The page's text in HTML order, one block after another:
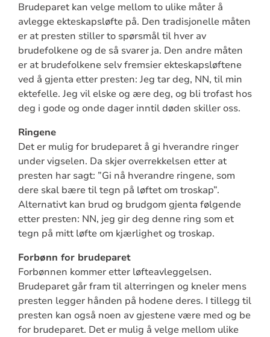
Brudeparet kan velge mellom to ulike måter å
avlegge ekteskapsløfte på. Den tradisjonelle måten
er at presten stiller to spørsmål til hver av
brudefolkene og de så svarer ja. Den andre måten
er at brudefolkene selv fremsier ekteskapsløftene
ved å gjenta etter presten: Jeg tar deg, NN, til min
ektefelle. Jeg vil elske og ære deg, og bli trofast hos
deg i gode og onde dager inntil døden skiller oss.
Ringene
Det er mulig for brudeparet å gi hverandre ringer
under vigselen. Da skjer overrekkelsen etter at
presten har sagt: ”Gi nå hverandre ringene, som
dere skal bære til tegn på løftet om troskap”.
Alternativt kan brud og brudgom gjenta følgende
etter presten: NN, jeg gir deg denne ring som et
tegn på mitt løfte om kjærlighet og troskap.
Forbønn for brudeparet
Forbønnen kommer etter løfteavleggelsen.
Brudeparet går fram til alterringen og kneler mens
presten legger hånden på hodene deres. I tillegg til
presten kan også noen av gjestene være med og be
for brudeparet. Det er mulig å velge mellom ulike